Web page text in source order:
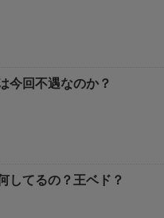
今回不遇なのか？
してるの？王ベド？